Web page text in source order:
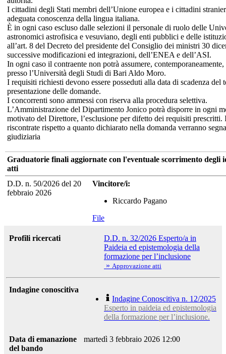
I cittadini degli Stati membri dell’Unione europea e i cittadini
adeguata conoscenza della lingua italiana.
È in ogni caso escluso dalle selezioni il personale di ruolo delle
astronomici astrofisica e vesuviano, degli enti pubblici e delle
all’art. 8 del Decreto del presidente del Consiglio dei ministri 30
successive modificazioni ed integrazioni, dell’ENEA e dell’ASI.
In ogni caso il contraente non potrà assumere,
presso l’Università degli Studi di Bari Aldo Moro.
I requisiti richiesti devono essere posseduti alla data di scadenza del
presentazione delle domande.
I concorrenti sono ammessi con riserva alla procedura selettiva.
L’Amministrazione del Dipartimento Jonico potrà disporre in ogni
motivato del Direttore, l’esclusione per difetto dei requisiti
riscontrate rispetto a quanto dichiarato nella domanda verranno
giudiziaria
Graduatorie finali aggiornate con l'eventuale scorrimento degli
atti
D.D. n. 50/2026 del 20
febbraio 2026
Vincitore/i:
Riccardo Pagano
File
Profili ricercati
D.D. n. 32/2026 Esperto/a in
Paideia ed epistemologia della
formazione per l’inclusione
» Approvazione atti
Indagine conoscitiva
Indagine Conoscitiva n. 12/2025
Esperto in paideia ed epistemologia
della formazione per l’inclusione.
Data di emanazione
del bando
martedì 3 febbraio 2026 12:00